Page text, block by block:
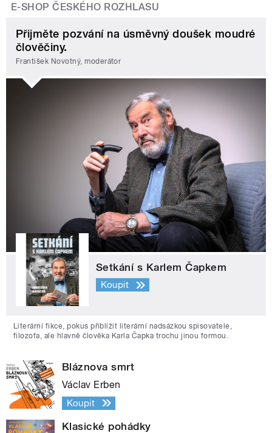
E-SHOP ČESKÉHO ROZHLASU
Přijměte pozvání na úsměvný doušek moudré
člověčiny.
František Novotný, moderátor
Setkání s Karlem Čapkem
Koupit
Literární fikce, pokus přiblížit literární nadsázkou spisovatele,
filozofa, ale hlavně člověka Karla Čapka trochu jinou formou.
Bláznova smrt
Václav Erben
Koupit
Klasické pohádky